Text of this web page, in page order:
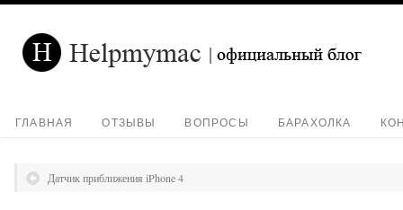
ГЛАВНАЯ ОТЗЫВЫ ВОПРОСЫ БАРАХОЛКА
Датчик приближения iPhone 4